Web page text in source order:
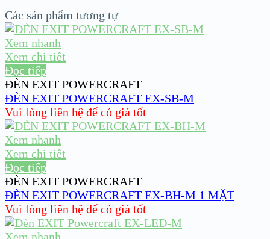
Các sản phẩm tương tự
Xem nhanh
Xem chi tiết
Đọc tiếp
ĐÈN EXIT POWERCRAFT
ĐÈN EXIT POWERCRAFT EX-SB-M
Vui lòng liên hệ để có giá tốt
Xem nhanh
Xem chi tiết
Đọc tiếp
ĐÈN EXIT POWERCRAFT
ĐÈN EXIT POWERCRAFT EX-BH-M 1 MẶT
Vui lòng liên hệ để có giá tốt